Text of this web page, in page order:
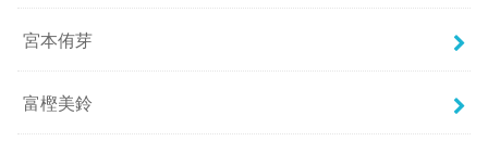
宮本侑芽
富樫美鈴